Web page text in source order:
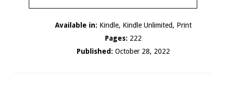
Available in: Kindle, Kindle Unlimited, Print
Pages: 222
Published: October 28, 2022